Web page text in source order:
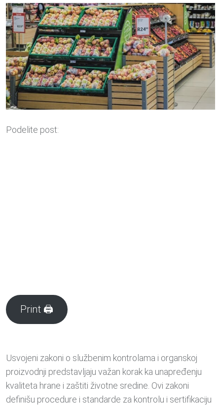
Podelite post:
Print 🖨
Usvojeni zakoni o službenim kontrolama i organskoj
proizvodnji predstavljaju važan korak ka unapređenju
kvaliteta hrane i zaštiti životne sredine. Ovi zakoni
definišu procedure i standarde za kontrolu i sertifikaciju